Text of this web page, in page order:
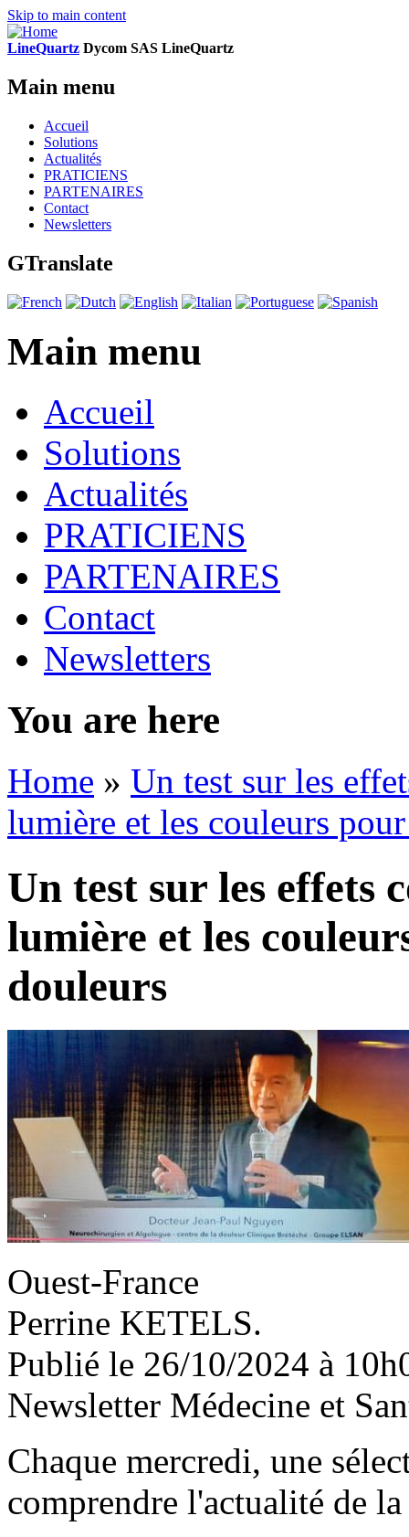
Skip to main content
LineQuartz Dycom SAS LineQuartz
Main menu
Accueil
Solutions
Actualités
PRATICIENS
PARTENAIRES
Contact
Newsletters
GTranslate
Main menu
Accueil
Solutions
Actualités
PRATICIENS
PARTENAIRES
Contact
Newsletters
You are here
Home » Un test sur les
lumière et les couleurs
Un test sur les effets
lumière et les
douleurs
Ouest-France
Perrine KETELS.
Publié le 26/10/2024 à
Newsletter Médecine et
Chaque mercredi, une
comprendre l'actualité de la